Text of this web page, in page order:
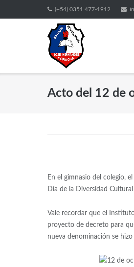
(+54) 0351 477-1912
Acto del 12 de
En el gimnasio del colegio,
Día de la Diversidad
Vale recordar que el
proyecto de decreto para
nueva denominación se